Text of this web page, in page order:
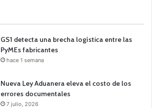
GS1 detecta una brecha logística entre las
PyMEs fabricantes
hace 1 semana
Nueva Ley Aduanera eleva el costo de los
errores documentales
7 julio, 2026